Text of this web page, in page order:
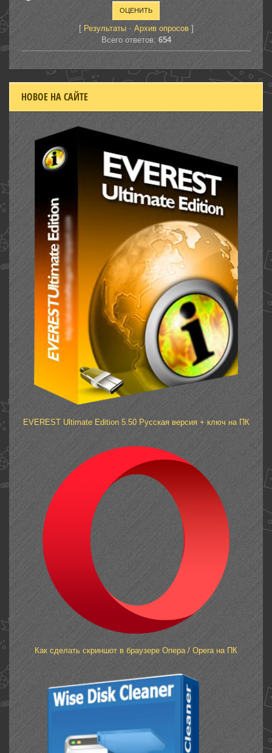
[ Результаты· Архив опросов]
Всего ответов: 654
НОВОЕ НА САЙТЕ
EVEREST Ultimate Edition 5.50 Русская версия + ключ на ПК
Как сделать скриншот в браузере Опера / Opera на ПК